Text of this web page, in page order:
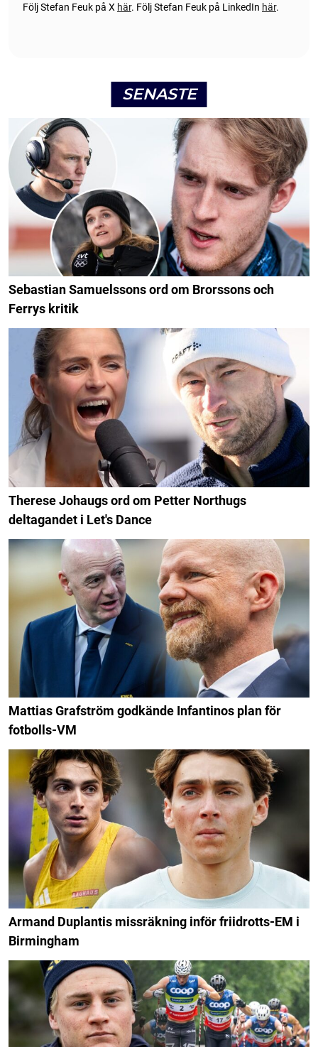
Följ Stefan Feuk på X här. Följ Stefan Feuk på LinkedIn här.
SENASTE
Sebastian Samuelssons ord om Brorssons och
Ferrys kritik
Therese Johaugs ord om Petter Northugs
deltagandet i Let's Dance
Mattias Grafström godkände Infantinos plan för
fotbolls-VM
Armand Duplantis missräkning inför friidrotts-EM i
Birmingham